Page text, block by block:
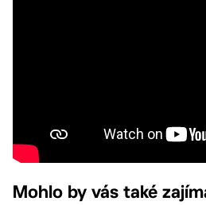
Mohlo by vás také